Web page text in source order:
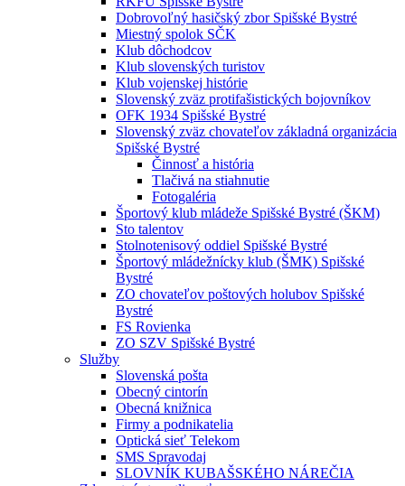
Dobrovoľný hasičský zbor Spišské Bystré
Miestný spolok SČK
Klub dôchodcov
Klub slovenských turistov
Klub vojenskej histórie
Slovenský zväz protifašistických bojovníkov
OFK 1934 Spišské Bystré
Slovenský zväz chovateľov základná organizácia
Spišské Bystré
Činnosť a história
Tlačivá na stiahnutie
Fotogaléria
Športový klub mládeže Spišské Bystré (ŠKM)
Sto talentov
Stolnotenisový oddiel Spišské Bystré
Športový mládežnícky klub (ŠMK) Spišské
Bystré
ZO chovateľov poštových holubov Spišské
Bystré
FS Rovienka
ZO SZV Spišské Bystré
Služby
Slovenská pošta
Obecný cintorín
Obecná knižnica
Firmy a podnikatelia
Optická sieť Telekom
SMS Spravodaj
SLOVNÍK KUBAŠSKÉHO NÁREČIA